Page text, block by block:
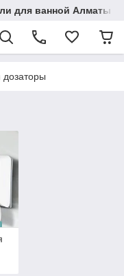
для ванной Алматы •